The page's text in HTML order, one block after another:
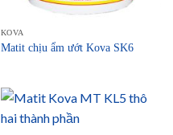
KOVA
Matit chịu ẩm ướt Kova SK6